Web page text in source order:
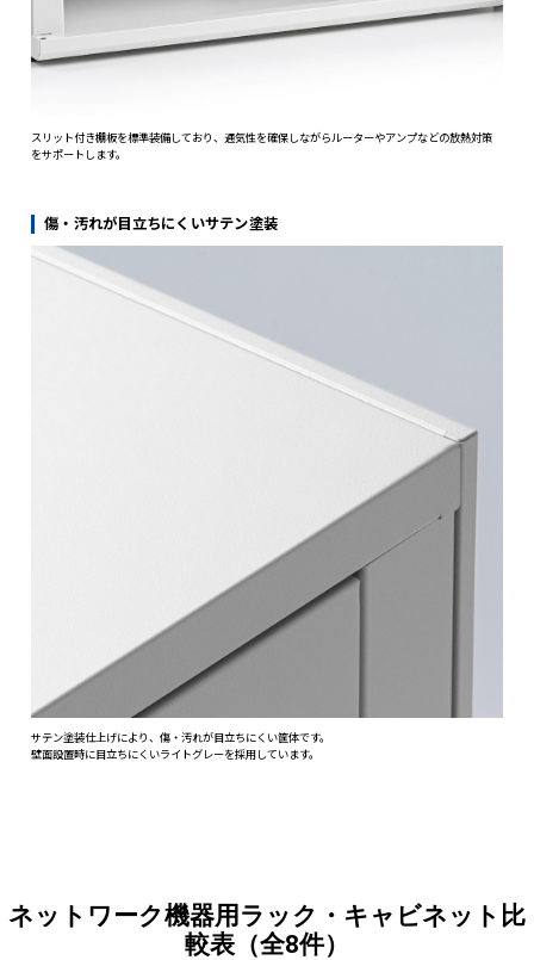
サイドパネルは取り外しできる
ネットワーク機器用ラック・キャビネット比
較表 （全8件）